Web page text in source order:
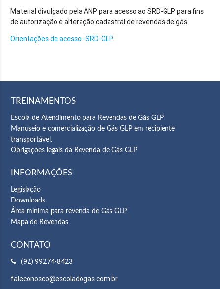
Material divulgado pela ANP para acesso ao SRD-GLP para fins
de autorização e alteração cadastral de revendas de gás.
Orientações de acesso -SRD-GLP
TREINAMENTOS
Escola de Atendimento para Revendas de Gás GLP
Manuseio e comercialização de Gás GLP em recipiente
transportável.
Obrigações legais da Revenda de Gás GLP
INFORMAÇÕES
Legislação
Downloads
Área mínima para revenda de Gás GLP
Mapa de Revendas
CONTATO
(92) 99274-8423
faleconosco@escoladogas.com.br